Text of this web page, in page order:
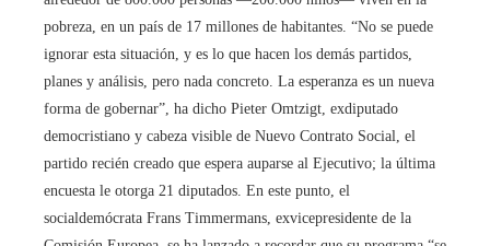
pobreza, en un país de 17 millones de habitantes. “No se puede
ignorar esta situación, y es lo que hacen los demás partidos,
planes y análisis, pero nada concreto. La esperanza es un nueva
forma de gobernar”, ha dicho Pieter Omtzigt, exdiputado
democristiano y cabeza visible de Nuevo Contrato Social, el
partido recién creado que espera auparse al Ejecutivo; la última
encuesta le otorga 21 diputados. En este punto, el
socialdemócrata Frans Timmermans, exvicepresidente de la